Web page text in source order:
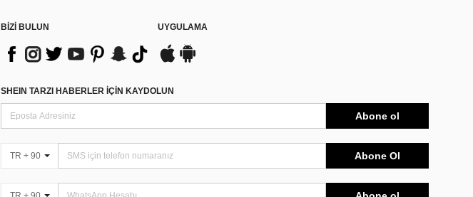
BİZİ BULUN UYGULAMA
SHEIN TARZI HABERLER IÇIN KAYDOLUN
Abone ol
TR + 90 Abone Ol